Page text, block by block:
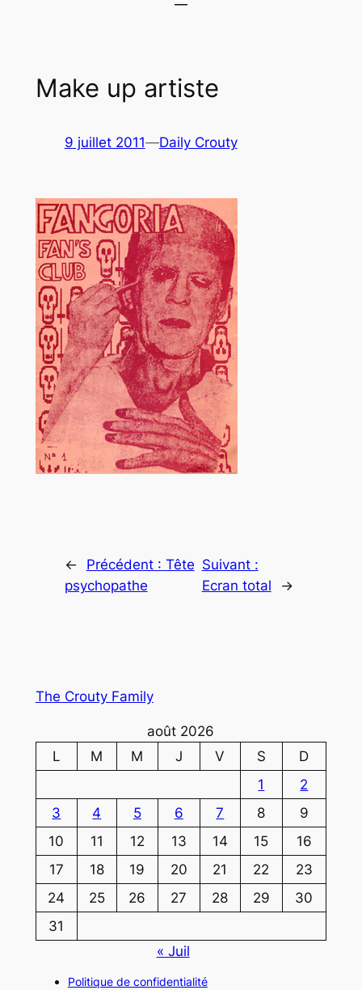
Make up artiste
9 juillet 2011—Daily Crouty
← Précédent : Tête
psychopathe
Suivant :
Ecran total
→
The Crouty Family
août 2026
L
M M J V S
D
1
2
3
4 5 6 7 8
9
10
11 12 13 14 15
16
17
18 19 20 21 22
23
24
25 26 27 28 29
30
31
« Juil
Politique de confidentialité